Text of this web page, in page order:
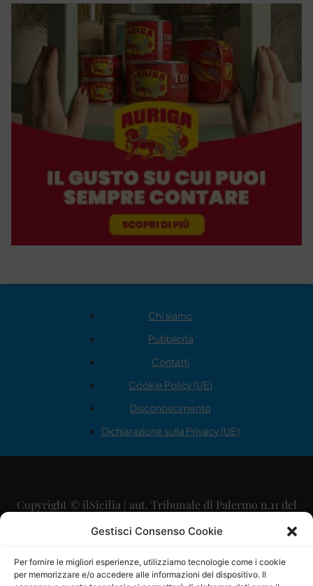
Gestisci Consenso Cookie
Per fornire le migliori esperienze, utilizziamo tecnologie come i cookie
per memorizzare e/o accedere alle informazioni del dispositivo. Il
Chi siamo
Pubblicità
Contatti
Cookie Policy (UE)
Disconoscimento
Dichiarazione sulla Privacy (UE)
Copyright © ilSicilia | aut. Tribunale di Palermo n.11 del
29/09/2015